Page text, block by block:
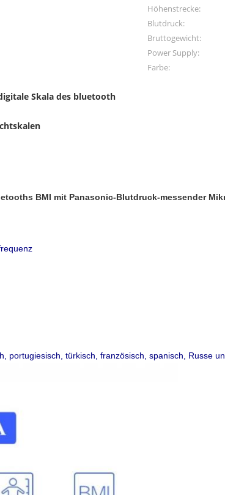
Höhenstrecke:
Blutdruck:
Bruttogewicht:
Power Supply:
Farbe:
Skala des bluetooth
BMI mit Panasonic-Blutdruck-messender
portugiesisch, türkisch, französisch, spanisch, Russe